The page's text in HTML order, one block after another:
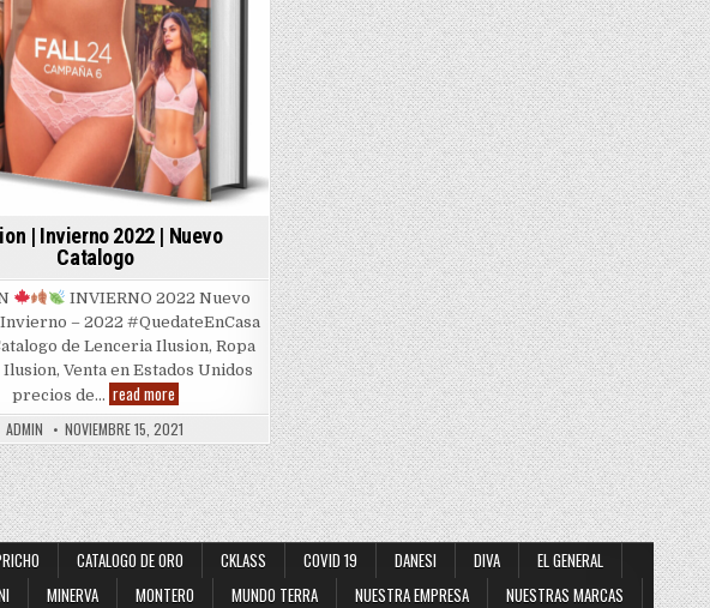
| Invierno 2022 | Nuevo
Catalogo
INVIERNO 2022 Nuevo
– 2022 #QuedateEnCasa
de Lenceria Ilusion, Ropa
Venta en Estados Unidos
precios de… read moreIlusion
|
Invierno
2022
|
Nuevo
Catalogo
ADMIN NOVIEMBRE 15, 2021
CATALOGO DE ORO CKLASS COVID 19 DANESI DIVA
EL GENERAL
MINERVA MONTERO MUNDO TERRA NUESTRA EMPRESA
NUESTRAS MARCAS